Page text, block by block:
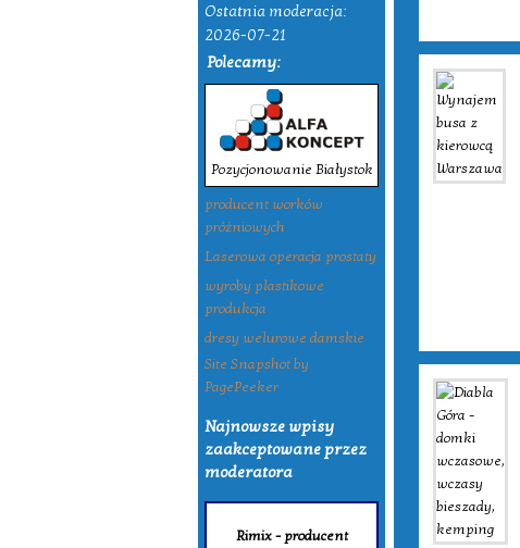
Ostatnia moderacja:
2026-07-21
Polecamy:
Pozycjonowanie Białystok
producent worków
próżniowych
Laserowa operacja prostaty
wyroby plastikowe
produkcja
dresy welurowe damskie
Site Snapshot by
PagePeeker
Najnowsze wpisy
zaakceptowane przez
moderatora
Rimix - producent